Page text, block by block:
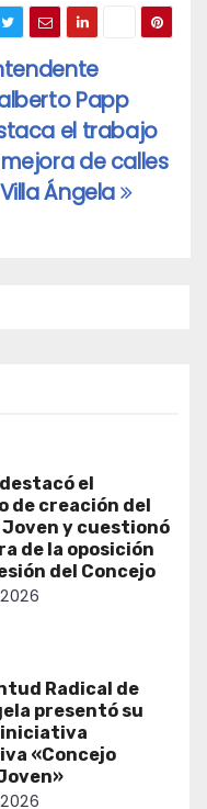
Papp
el trabajo
de calles
Ángela
el
de creación del
Joven y cuestionó
de la oposición
del Concejo
Radical de
presentó su
«Concejo